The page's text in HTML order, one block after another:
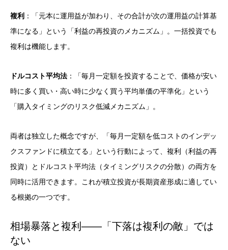
複利 ：「元本に運用益が加わり、その合計が次の運用益の計算基
準になる」という「利益の再投資のメカニズム」。一括投資でも
複利は機能します。
ドルコスト平均法 ：「毎月一定額を投資することで、価格が安い
時に多く買い・高い時に少なく買う平均単価の平準化」という
「購入タイミングのリスク低減メカニズム」。
両者は独立した概念ですが、「毎月一定額を低コストのインデッ
クスファンドに積立てる」という行動によって、複利（利益の再
投資）とドルコスト平均法（タイミングリスクの分散）の両方を
同時に活用できます。これが積立投資が長期資産形成に適してい
る根拠の一つです。
相場暴落と複利——「下落は複利の敵」では
ない